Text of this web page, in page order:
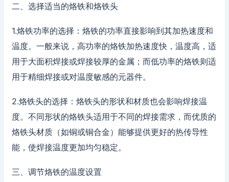
二、选择适当的烙铁和烙铁头
1.烙铁功率的选择：烙铁的功率直接影响到其加热速度和
温度。一般来说，高功率的烙铁加热速度快，温度高，适
用于大面积焊接或焊接较厚的金属；而低功率的烙铁则适
用于精细焊接或对温度敏感的元器件。
2.烙铁头的选择：烙铁头的形状和材质也会影响焊接温
度。不同形状的烙铁头适用于不同的焊接需求，而优质的
烙铁头材质（如铜或铜合金）能够提供更好的热传导性
能，使焊接温度更加均匀稳定。
三、调节烙铁的温度设置